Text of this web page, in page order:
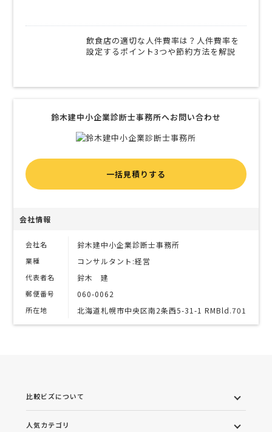
飲食店の適切な人件費率は？人件費率を
設定するポイント3つや節約方法を解説
鈴木建中小企業診断士事務所へお問い合わせ
一括見積りする
会社情報
会社名 鈴木建中小企業診断士事務所
業種 コンサルタント:経営
代表者名 鈴木 建
郵便番号 060-0062
所在地 北海道札幌市中央区南2条西5-31-1 RMBld.701
比較ビズについて
人気カテゴリ